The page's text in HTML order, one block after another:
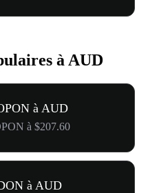
à AUD
à AUD
à $207.60
à AUD